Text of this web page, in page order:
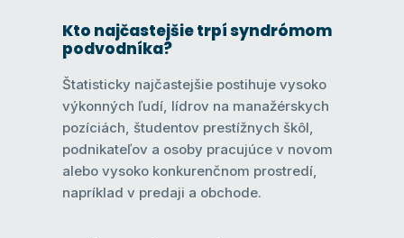
Kto najčastejšie trpí syndrómom
podvodníka?
Štatisticky najčastejšie postihuje vysoko
výkonných ľudí, lídrov na manažérskych
pozíciách, študentov prestížnych škôl,
podnikateľov a osoby pracujúce v novom
alebo vysoko konkurenčnom prostredí,
napríklad v predaji a obchode.